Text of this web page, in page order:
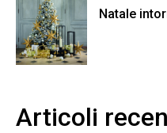
Natale
Articoli